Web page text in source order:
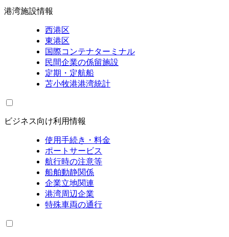
港湾施設情報
西港区
東港区
国際コンテナターミナル
民間企業の係留施設
定期・定航船
苫小牧港港湾統計
ビジネス向け利用情報
使用手続き・料金
ポートサービス
航行時の注意等
船舶動静関係
企業立地関連
港湾周辺企業
特殊車両の通行